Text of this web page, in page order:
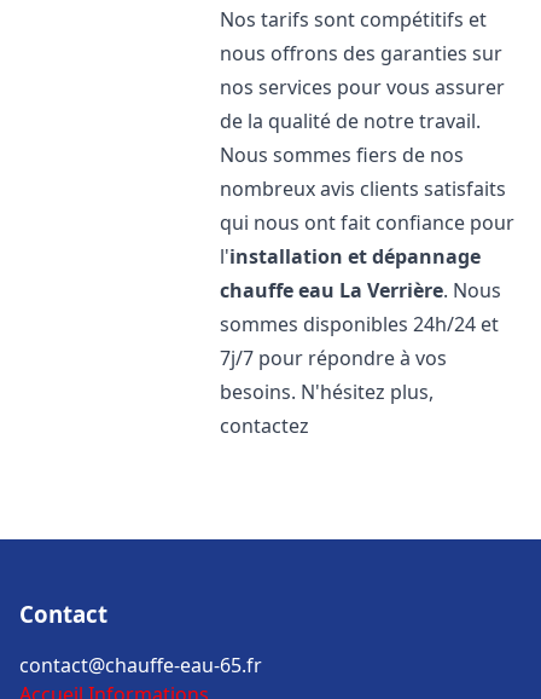
Nos tarifs sont compétitifs et
nous offrons des garanties sur
nos services pour vous assurer
de la qualité de notre travail.
Nous sommes fiers de nos
nombreux avis clients satisfaits
qui nous ont fait confiance pour
l'installation et dépannage
chauffe eau La Verrière. Nous
sommes disponibles 24h/24 et
7j/7 pour répondre à vos
besoins. N'hésitez plus,
contactez
Contact
contact@chauffe-eau-65.fr